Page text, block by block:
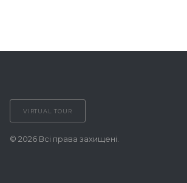
VIRTUAL TOUR
© 2026 Всі права захищені.